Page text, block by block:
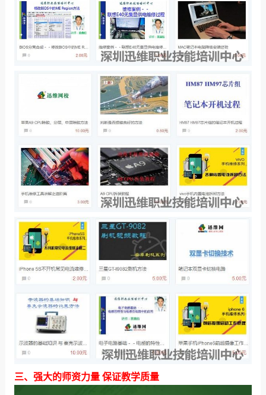
三、强大的师资力量 保证教学质量